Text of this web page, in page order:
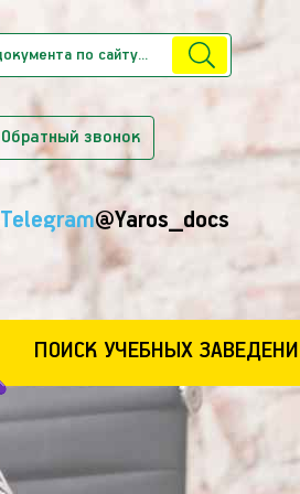
Обратный звонок
Telegram@Yaros_docs
ПОИСК УЧЕБНЫХ